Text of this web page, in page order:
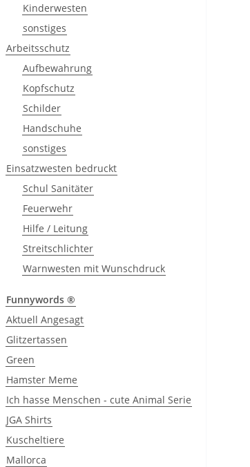
Kinderwesten
sonstiges
Arbeitsschutz
Aufbewahrung
Kopfschutz
Schilder
Handschuhe
sonstiges
Einsatzwesten bedruckt
Schul Sanitäter
Feuerwehr
Hilfe / Leitung
Streitschlichter
Warnwesten mit Wunschdruck
Funnywords ®
Aktuell Angesagt
Glitzertassen
Green
Hamster Meme
Ich hasse Menschen - cute Animal Serie
JGA Shirts
Kuscheltiere
Mallorca